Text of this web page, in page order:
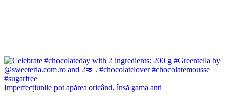
Imperfecțiunile pot apărea oricând, însă gama anti